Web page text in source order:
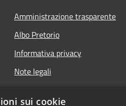
Amministrazione trasparente
Albo Pretorio
Informativa privacy
Note legali
sui cookie